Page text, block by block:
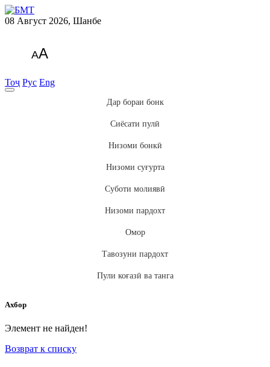
08 Август 2026, Шанбе
AA
Тоҷ Рус Eng
Дар бораи бонк
Сиёсати пулӣ
Низоми бонкӣ
Низоми суғурта
Суботи молиявӣ
Низоми пардохт
Омор
Тавозуни пардохт
Пули коғазӣ ва танга
Ахбор
Элемент не найден!
Возврат к списку